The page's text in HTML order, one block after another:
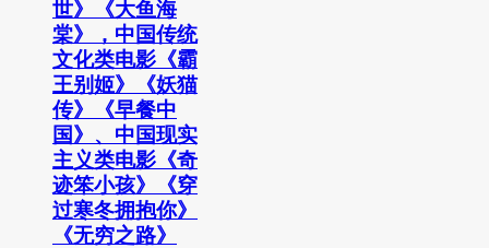
世》《大鱼海
棠》，中国传统
文化类电影《霸
王别姬》《妖猫
传》《早餐中
国》、中国现实
主义类电影《奇
迹笨小孩》《穿
过寒冬拥抱你》
《无穷之路》